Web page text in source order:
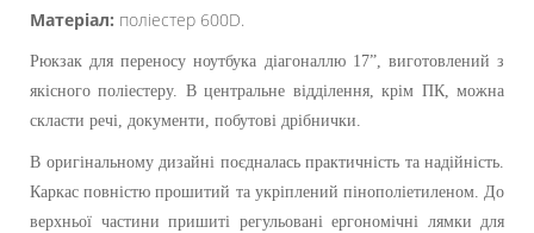
Матеріал: поліестер 600D.
Рюкзак для переносу ноутбука діагоналлю 17”, виготовлений з
якісного поліестеру. В центральне відділення, крім ПК, можна
скласти речі, документи, побутові дрібнички.
В оригінальному дизайні поєдналась практичність та надійність.
Каркас повністю прошитий та укріплений пінополіетиленом. До
верхньої частини пришиті регульовані ергономічні лямки для